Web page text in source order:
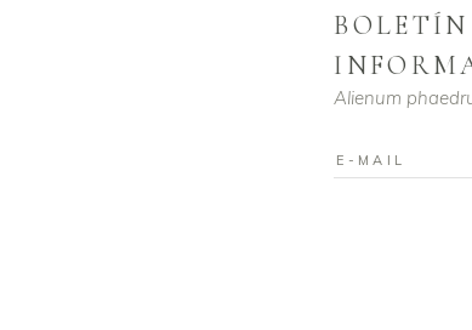
BOLETÍN
Alienum